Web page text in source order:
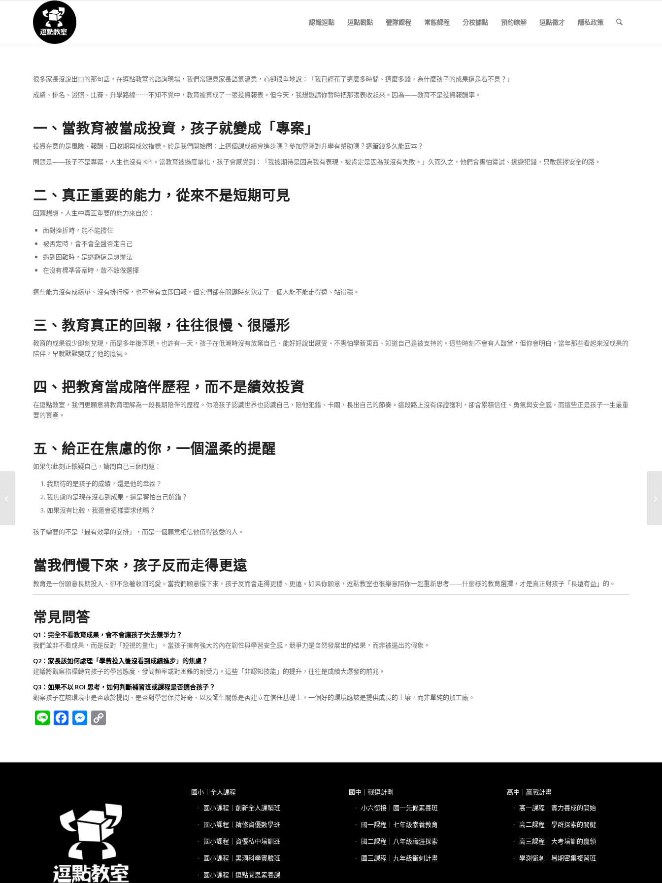
認識逗點 逗點觀點 營隊課程 常態課程 分校據點 預約瞭解 逗點徵才 隱私政策
很多家長沒說出口的那句話，在逗點教室的諮詢現場，我們常聽見家長語氣溫柔，心卻很重地說：「我已經花了這麼多時間、這麼多錢，為什麼孩子的成果還是看不見？」
成績、排名、證照、比賽、升學路線⋯⋯不知不覺中，教育被算成了一張投資報表。但今天，我想邀請你暫時把那張表收起來。因為——教育不是投資報酬率。
一、當教育被當成投資，孩子就變成「專案」
投資在意的是風險、報酬、回收期與成效指標。於是我們開始問：上這個課成績會進步嗎？參加營隊對升學有幫助嗎？這筆錢多久能回本？
問題是——孩子不是專案，人生也沒有 KPI。當教育被過度量化，孩子會感覺到：「我被期待是因為我有表現、被肯定是因為我沒有失敗。」久而久之，他們會害怕嘗試、逃避犯錯，只敢選擇安全的路。
二、真正重要的能力，從來不是短期可見
回頭想想，人生中真正重要的能力來自於：
面對挫折時，能不能撐住
被否定時，會不會全盤否定自己
遇到困難時，是逃避還是想辦法
在沒有標準答案時，敢不敢做選擇
這些能力沒有成績單、沒有排行榜，也不會有立即回報，但它們卻在關鍵時刻決定了一個人能不能走得遠、站得穩。
三、教育真正的回報，往往很慢、很隱形
教育的成果很少即刻兌現，而是多年後浮現。也許有一天，孩子在低潮時沒有放棄自己、能好好說出感受、不害怕學新東西、知道自己是被支持的。這些時刻不會有人鼓掌，但你會明白，當年那些看起來沒成果的
陪伴，早就默默變成了他的底氣。
四、把教育當成陪伴歷程，而不是績效投資
在逗點教室，我們更願意將教育理解為一段長期陪伴的歷程。你陪孩子認識世界也認識自己，陪他犯錯、卡關，長出自己的節奏。這段路上沒有保證獲利，卻會累積信任、勇氣與安全感，而這些正是孩子一生最重
要的資產。
五、給正在焦慮的你，一個溫柔的提醒
如果你此刻正懷疑自己，請問自己三個問題：
我期待的是孩子的成績，還是他的幸福？
我焦慮的是現在沒看到成果，還是害怕自己選錯？
如果沒有比較，我還會這樣要求他嗎？
孩子需要的不是「最有效率的安排」，而是一個願意相信他值得被愛的人。
當我們慢下來，孩子反而走得更遠
教育是一份願意長期投入、卻不急著收割的愛。當我們願意慢下來，孩子反而會走得更穩、更遠。如果你願意，逗點教室也很樂意陪你一起重新思考——什麼樣的教育選擇，才是真正對孩子「長遠有益」的。
常見問答
Q1：完全不看教育成果，會不會讓孩子失去競爭力？
我們並非不看成果，而是反對「短視的量化」。當孩子擁有強大的內在韌性與學習安全感，競爭力是自然發展出的結果，而非被逼出的假象。
Q2：家長該如何處理「學費投入後沒看到成績進步」的焦慮？
建議將觀察指標轉向孩子的學習態度、發問頻率或對困難的耐受力。這些「非認知技能」的提升，往往是成績大爆發的前兆。
Q3：如果不以 ROI 思考，如何判斷補習班或課程是否適合孩子？
觀察孩子在該環境中是否敢於提問、是否對學習保持好奇、以及師生關係是否建立在信任基礎上。一個好的環境應該是提供成長的土壤，而非單純的加工廠。
Line FacebookMessenger
國小｜全人課程
國小課程｜創新全人課輔班
國小課程｜精修資優數學班
國小課程｜資優私中培訓班
國小課程｜黑洞科學實驗班
國小課程｜逗點閱思素養課
國中｜戰逗計劃
小六銜接｜國一先修素養班
國一課程｜七年級素養教育
國二課程｜八年級職涯探索
國三課程｜九年級衝刺計畫
高中｜贏戰計畫
高一課程｜實力養成的開始
高二課程｜學群探索的關鍵
高三課程｜大考培訓的贏領
學測衝刺｜暑期密集複習班
教育，是陪孩子找到方